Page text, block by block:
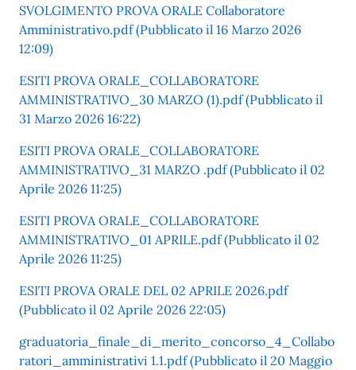
SVOLGIMENTO PROVA ORALE Collaboratore
Amministrativo.pdf (Pubblicato il 16 Marzo 2026
12:09)
ESITI PROVA ORALE_COLLABORATORE
AMMINISTRATIVO_30 MARZO (1).pdf (Pubblicato il
31 Marzo 2026 16:22)
ESITI PROVA ORALE_COLLABORATORE
AMMINISTRATIVO_31 MARZO .pdf (Pubblicato il 02
Aprile 2026 11:25)
ESITI PROVA ORALE_COLLABORATORE
AMMINISTRATIVO_01 APRILE.pdf (Pubblicato il 02
Aprile 2026 11:25)
ESITI PROVA ORALE DEL 02 APRILE 2026.pdf
(Pubblicato il 02 Aprile 2026 22:05)
graduatoria_finale_di_merito_concorso_4_Collabo
ratori_amministrativi 1.1.pdf (Pubblicato il 20 Maggio